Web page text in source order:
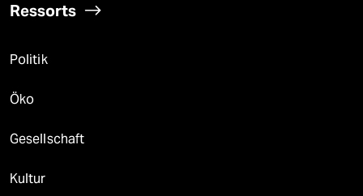
Ressorts
Politik
Öko
Gesellschaft
Kultur